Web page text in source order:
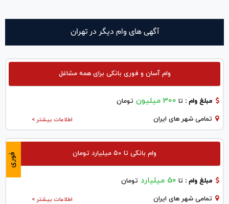
آگهی های وام دیگر در تهران
وام آسان و فوری بانکی برای همه مشاغل
مبلغ وام : تا 300 میلیون تومان
اطلاعات بیشتر > تمامی شهر های ایران
فوری وام بانکی تا ۵۰ میلیارد تومان
مبلغ وام : تا 50 میلیارد تومان
اطلاعات بیشتر > تمامی شهر های ایران